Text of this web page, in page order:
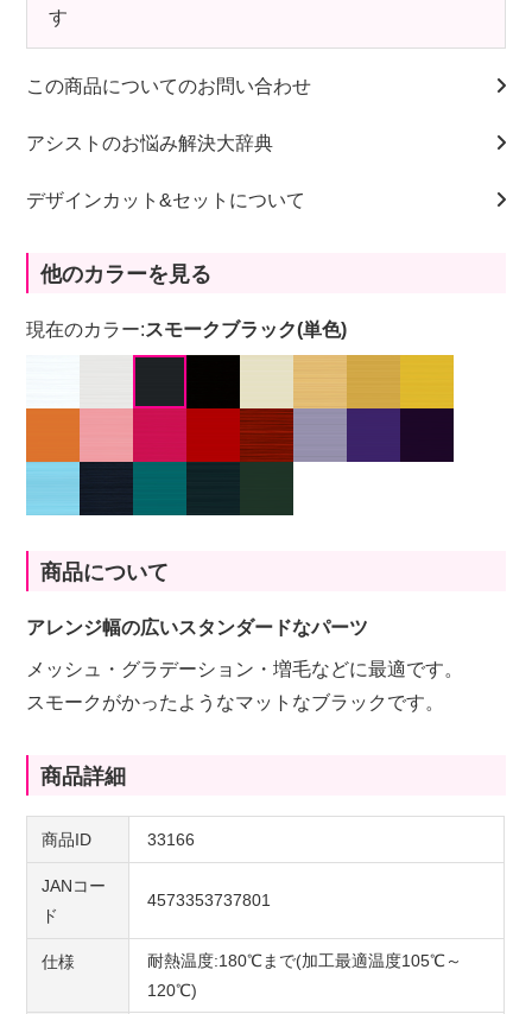
す
この商品についてのお問い合わせ
アシストのお悩み解決大辞典
デザインカット&セットについて
他のカラーを見る
現在のカラー:スモークブラック(単色)
商品について
アレンジ幅の広いスタンダードなパーツ
メッシュ・グラデーション・増毛などに最適です。
スモークがかったようなマットなブラックです。
商品詳細
商品ID 33166
JANコー
ド
4573353737801
仕様
耐熱温度:180℃まで(加工最適温度105℃～
120℃)